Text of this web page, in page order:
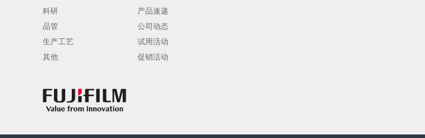
科研
品管
生产工艺
其他
产品速递
公司动态
试用活动
促销活动